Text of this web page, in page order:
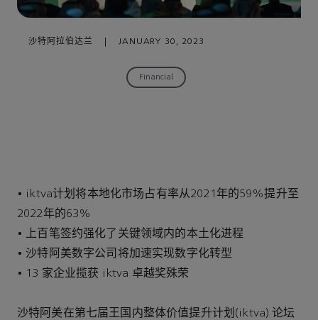
沙特阿拉伯达兰 JANUARY 30, 2023
Financial
• iktva计划将本地化市场占有率从2021年的59%提升至
2022年的63%
• 上百笔签约强化了关键领域内的本土化进程
• 沙特阿美数字公司将加速实现数字化转型
• 13 家企业揽获 iktva 卓越奖殊荣
沙特阿美在第七届王国内整体价值提升计划(iktva) 论坛